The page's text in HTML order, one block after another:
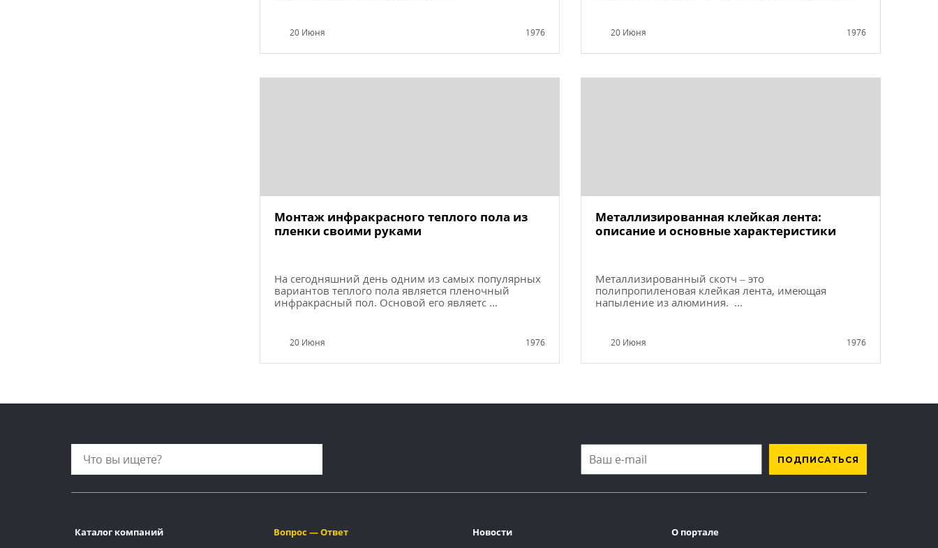
20 Июня 1976 20 Июня 1976
Монтаж инфракрасного теплого пола из
пленки своими руками
На сегодняшний день одним из самых популярных
вариантов теплого пола является пленочный
инфракрасный пол. Основой его являетс ...
20 Июня 1976
Металлизированная клейкая лента:
описание и основные характеристики
Металлизированный скотч – это
полипропиленовая клейкая лента, имеющая
напыление из алюминия. ...
20 Июня 1976
Каталог компаний
Вопрос — Ответ
Новости
О портале